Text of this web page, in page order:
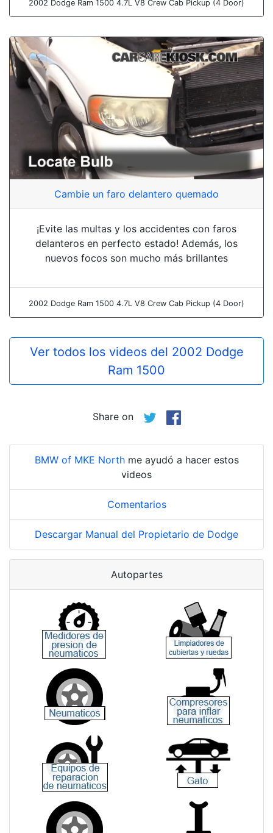
2002 Dodge Ram 1500 4.7L V8 Crew Cab Pickup (4 Door)
Cambie un faro delantero quemado
¡Evite las multas y los accidentes con faros
delanteros en perfecto estado! Además, los
nuevos focos son mucho más brillantes
2002 Dodge Ram 1500 4.7L V8 Crew Cab Pickup (4 Door)
Ver todos los videos del 2002 Dodge
Ram 1500
Share on
BMW of MKE Northme ayudó a hacer estos
videos
Comentarios
Descargar Manual del Propietario de Dodge
Autopartes